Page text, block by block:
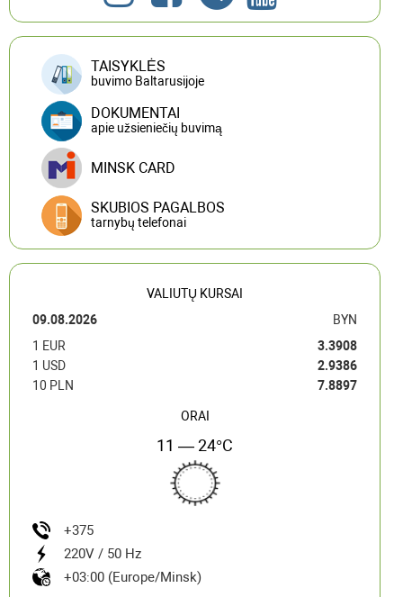
TAISYKLĖS
buvimo Baltarusijoje
DOKUMENTAI
apie užsieniečių buvimą
MINSK CARD
SKUBIOS PAGALBOS
tarnybų telefonai
VALIUTŲ KURSAI
09.08.2026
BYN
1 EUR
3.3908
1 USD
2.9386
10 PLN
7.8897
ORAI
11 — 24°C
+375
220V / 50 Hz
+03:00 (Europe/Minsk)